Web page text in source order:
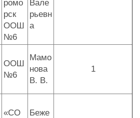
ромо
рск
ООШ
№6
Вале
рьевн
а
ООШ
№6
Мамо
нова
В. В.
1
«СО
Беже